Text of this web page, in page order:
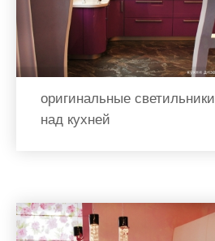
оригинальные светильники
над кухней